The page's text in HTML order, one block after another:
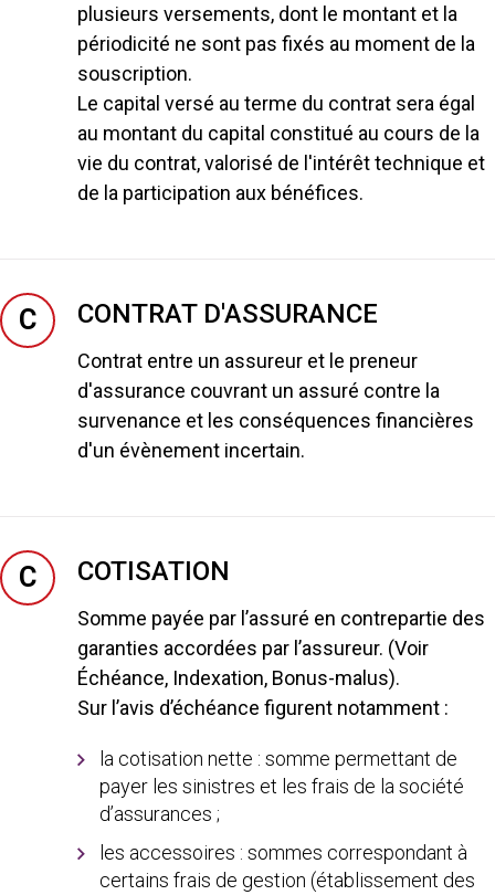
plusieurs versements, dont le montant et la
périodicité ne sont pas fixés au moment de la
souscription.
Le capital versé au terme du contrat sera égal
au montant du capital constitué au cours de la
vie du contrat, valorisé de l'intérêt technique et
de la participation aux bénéfices.
C CONTRAT D'ASSURANCE
Contrat entre un assureur et le preneur
d'assurance couvrant un assuré contre la
survenance et les conséquences financières
d'un évènement incertain.
C COTISATION
Somme payée par l’assuré en contrepartie des
garanties accordées par l’assureur. (Voir
Échéance, Indexation, Bonus-malus).
Sur l’avis d’échéance figurent notamment :
la cotisation nette : somme permettant de
payer les sinistres et les frais de la société
d’assurances ;
les accessoires : sommes correspondant à
certains frais de gestion (établissement des